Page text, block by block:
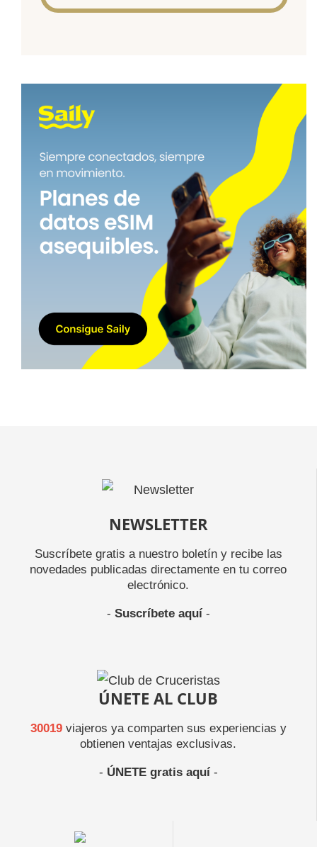
NEWSLETTER
Suscríbete gratis a nuestro boletín y recibe las
novedades publicadas directamente en tu correo
electrónico.
- Suscríbete aquí-
ÚNETE AL CLUB
30019viajeros ya comparten sus experiencias y
obtienen ventajas exclusivas.
- ÚNETE gratis aquí-